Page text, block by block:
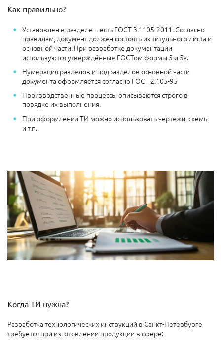
Как правильно?
Установлен в разделе шесть ГОСТ 3.1105-2011. Согласно
правилам, документ должен состоять из титульного листа и
основной части. При разработке документации
используются утверждённые ГОСТом формы 5 и 5а.
Нумерация разделов и подразделов основной части
документа оформляется согласно ГОСТ 2.105-95
Производственные процессы описываются строго в
порядке их выполнения.
При оформлении ТИ можно использовать чертежи, схемы
и т.п.
Когда ТИ нужна?
Разработка технологических инструкций в Санкт-Петербурге
требуется при изготовлении продукции в сфере: